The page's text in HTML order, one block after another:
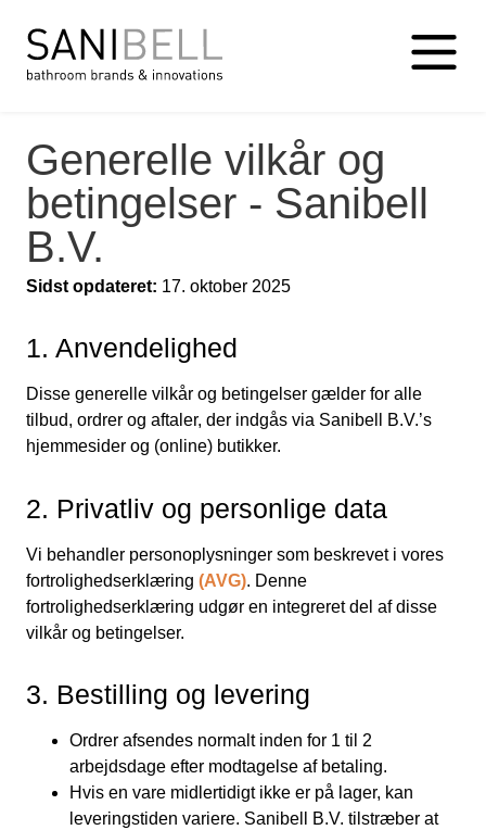
Generelle vilkår og
betingelser - Sanibell
B.V.
Sidst opdateret: 17. oktober 2025
1. Anvendelighed
Disse generelle vilkår og betingelser gælder for alle
tilbud, ordrer og aftaler, der indgås via Sanibell B.V.’s
hjemmesider og (online) butikker.
2. Privatliv og personlige data
Vi behandler personoplysninger som beskrevet i vores
fortrolighedserklæring (AVG). Denne
fortrolighedserklæring udgør en integreret del af disse
vilkår og betingelser.
3. Bestilling og levering
Ordrer afsendes normalt inden for 1 til 2
arbejdsdage efter modtagelse af betaling.
Hvis en vare midlertidigt ikke er på lager, kan
leveringstiden variere. Sanibell B.V. tilstræber at